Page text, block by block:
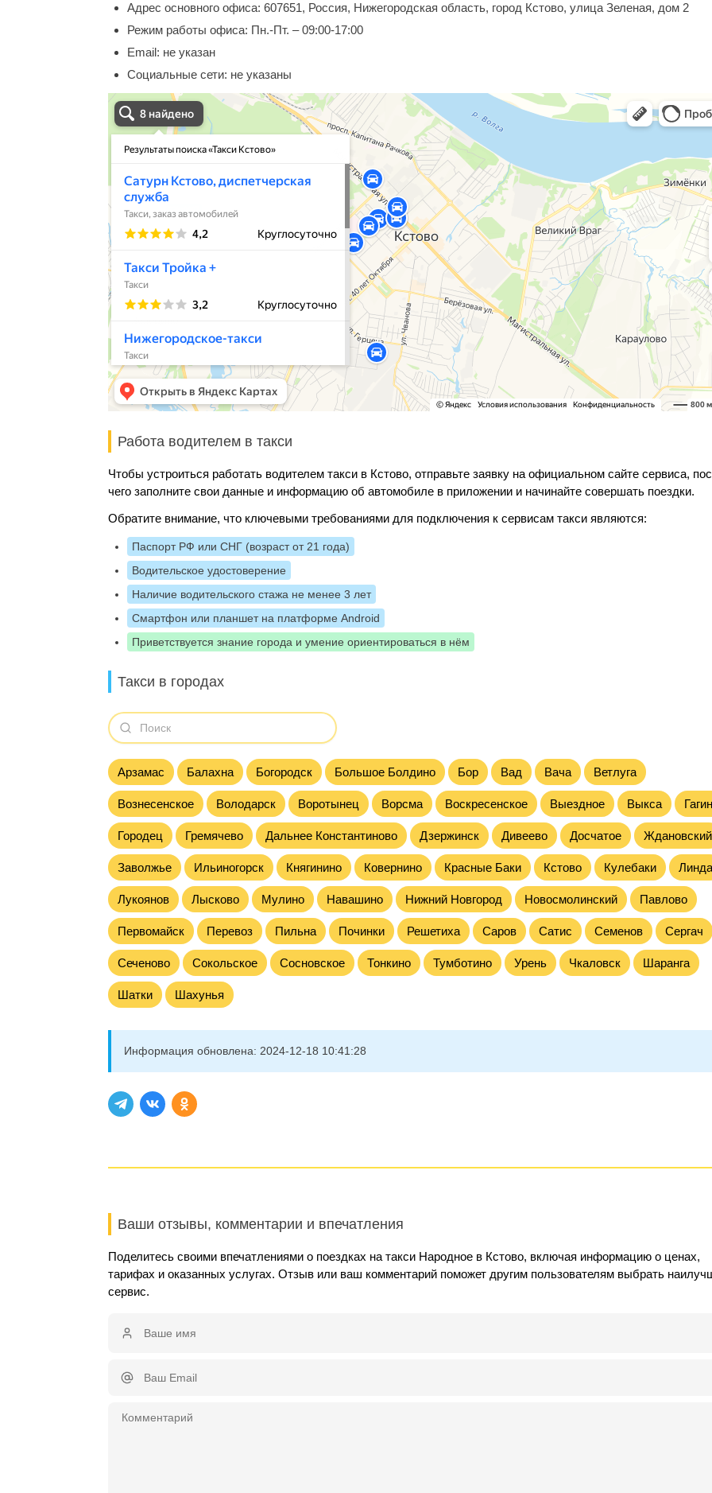
Адрес основного офиса: 607651, Россия, Нижегородская область, город Кстово, улица Зеленая, дом 2
Режим работы офиса: Пн.-Пт. – 09:00-17:00
Email: не указан
Социальные сети: не указаны
Работа водителем в такси
Чтобы устроиться работать водителем такси в Кстово, отправьте заявку на официальном сайте сервиса,
чего заполните свои данные и информацию об автомобиле в приложении и начинайте совершать поездки.
Обратите внимание, что ключевыми требованиями для подключения к сервисам такси являются:
Паспорт РФ или СНГ (возраст от 21 года)
Водительское удостоверение
Наличие водительского стажа не менее 3 лет
Смартфон или планшет на платформе Android
Приветствуется знание города и умение ориентироваться в нём
Такси в городах
Арзамас Балахна Богородск Большое Болдино Бор Вад Вача Ветлуга
Вознесенское Володарск Воротынец Ворсма Воскресенское Выездное Выкса
Городец Гремячево Дальнее Константиново Дзержинск Дивеево Досчатое Ждановский
Заволжье Ильиногорск Княгинино Ковернино Красные Баки Кстово Кулебаки Линда
Лукоянов Лысково Мулино Навашино Нижний Новгород Новосмолинский Павлово
Первомайск Перевоз Пильна Починки Решетиха Саров Сатис Семенов Сергач
Сеченово Сокольское Сосновское Тонкино Тумботино Урень Чкаловск Шаранга
Шатки Шахунья
Информация обновлена: 2024-12-18 10:41:28
Ваши отзывы, комментарии и впечатления
Поделитесь своими впечатлениями о поездках на такси Народное в Кстово, включая информацию о ценах,
тарифах и оказанных услугах. Отзыв или ваш комментарий поможет другим пользователям выбрать
сервис.